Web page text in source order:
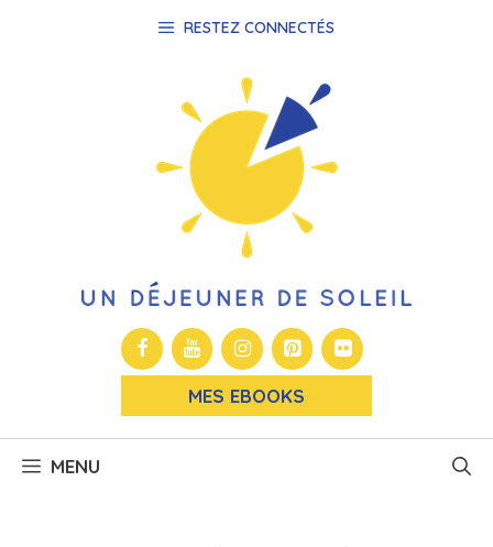
RESTEZ CONNECTÉS
MES EBOOKS
MENU